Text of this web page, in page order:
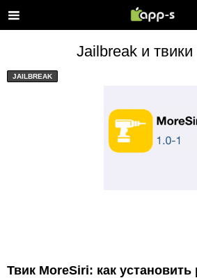
Jailbreak и
JAILBREAK
Твик MoreSiri: как